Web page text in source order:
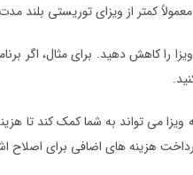
کمتر از ویزای توریستی بلند
را کاهش دهید. برای مثال، اگر
می تواند به شما کمک کند تا
هزینه های اضافی برای اصلاح